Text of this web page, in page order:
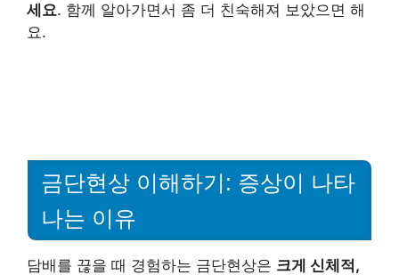
세요. 함께 알아가면서 좀 더 친숙해져 보았으면 해
요.
금단현상 이해하기: 증상이 나타
나는 이유
담배를 끊을 때 경험하는 금단현상은 크게 신체적,